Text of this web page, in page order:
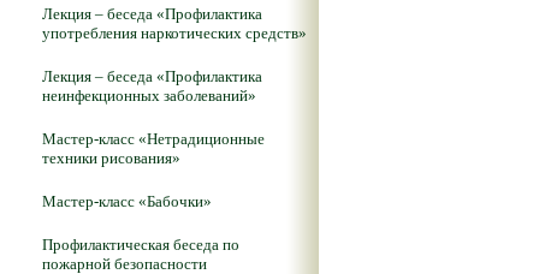
Лекция – беседа «Профилактика
употребления наркотических средств»
Лекция – беседа «Профилактика
неинфекционных заболеваний»
Мастер-класс «Нетрадиционные
техники рисования»
Мастер-класс «Бабочки»
Профилактическая беседа по
пожарной безопасности